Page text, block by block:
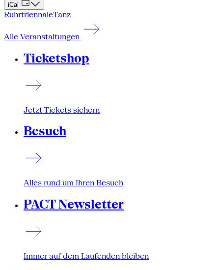
iCal
RuhrtriennaleTanz
Alle Veranstaltungen
Ticketshop
Jetzt Tickets sichern
Besuch
Alles rund um Ihren Besuch
PACT Newsletter
Immer auf dem Laufenden bleiben